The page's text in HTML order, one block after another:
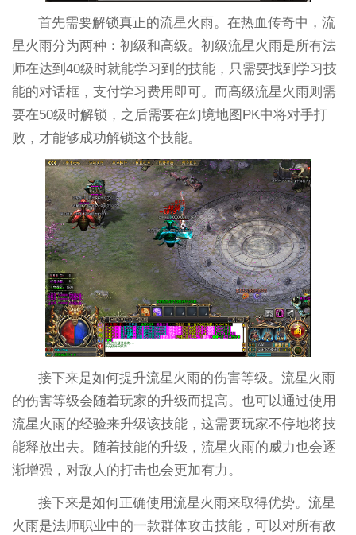
首先需要解锁真正的流星火雨。在热血传奇中，流
星火雨分为两种：初级和高级。初级流星火雨是所有法
师在达到40级时就能学习到的技能，只需要找到学习技
能的对话框，支付学习费用即可。而高级流星火雨则需
要在50级时解锁，之后需要在幻境地图PK中将对手打
败，才能够成功解锁这个技能。
接下来是如何提升流星火雨的伤害等级。流星火雨
的伤害等级会随着玩家的升级而提高。也可以通过使用
流星火雨的经验来升级该技能，这需要玩家不停地将技
能释放出去。随着技能的升级，流星火雨的威力也会逐
渐增强，对敌人的打击也会更加有力。
接下来是如何正确使用流星火雨来取得优势。流星
火雨是法师职业中的一款群体攻击技能，可以对所有敌